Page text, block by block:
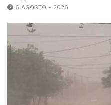
6 AGOSTO - 2026